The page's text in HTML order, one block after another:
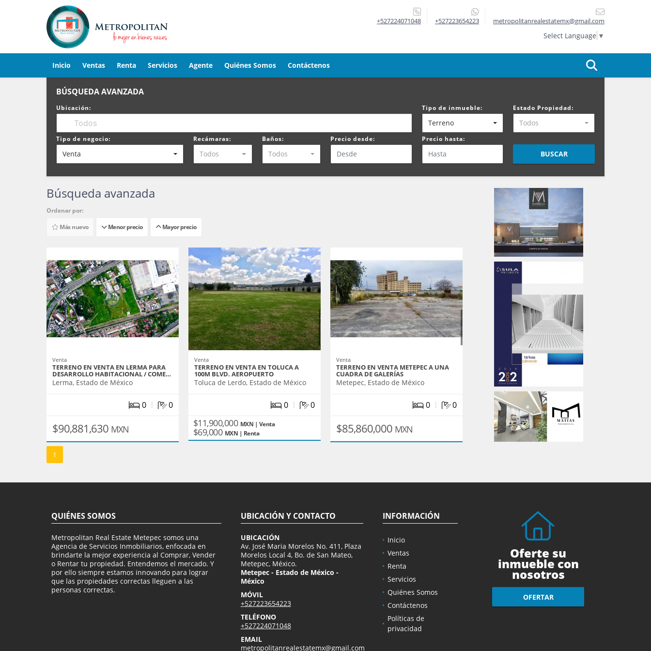
+527224071048 +527223654223 metropolitanrealestatemx@gmail.com
Select Language ▼
Inicio Ventas Renta Servicios Agente Quiénes Somos Contáctenos
BÚSQUEDA AVANZADA
Ubicación: Tipo de inmueble:
Terreno
Estado Propiedad:
Todos
Tipo de negocio:
Venta
Recámaras:
Todos
Baños:
Todos
Precio desde: Precio hasta:
BUSCAR
Búsqueda avanzada
Ordenar por:
Más nuevo
Menor precio Mayor precio
Venta
TERRENO EN VENTA EN LERMA PARA
DESARROLLO HABITACIONAL / COME…
Lerma, Estado de México
0| 0
$90,881,630 MXN
Venta
TERRENO EN VENTA EN TOLUCA A
100M BLVD. AEROPUERTO
Toluca de Lerdo, Estado de México
0| 0
$11,900,000 MXN | Venta
$69,000 MXN | Renta
Venta
TERRENO EN VENTA METEPEC A UNA
CUADRA DE GALERÍAS
Metepec, Estado de México
0| 0
$85,860,000 MXN
1
QUIÉNES SOMOS
Metropolitan Real Estate Metepec somos una
Agencia de Servicios Inmobiliarios, enfocada en
brindarte la mejor experiencia al Comprar, Vender
o Rentar tu propiedad. Entendemos el mercado. Y
por ello siempre estamos innovando para lograr
que las propiedades correctas lleguen a las
personas correctas.
UBICACIÓN Y CONTACTO
UBICACIÓN
Av. José Maria Morelos No. 411, Plaza
Morelos Local 4, Bo. de San Mateo,
Metepec, México.
Metepec - Estado de México -
México
MÓVIL
+527223654223
TELÉFONO
+527224071048
EMAIL
metropolitanrealestatemx@gmail.com
INFORMACIÓN
Inicio
Ventas
Renta
Servicios
Quiénes Somos
Contáctenos
Políticas de
privacidad
Oferte su
inmueble con
nosotros
OFERTAR